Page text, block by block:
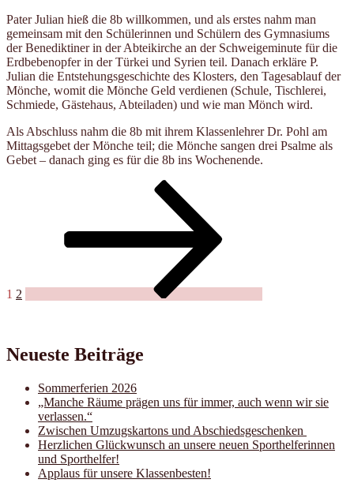
Pater Julian hieß die 8b willkommen, und als erstes nahm man
gemeinsam mit den Schülerinnen und Schülern des Gymnasiums
der Benediktiner in der Abteikirche an der Schweigeminute für die
Erdbebenopfer in der Türkei und Syrien teil. Danach erkläre P.
Julian die Entstehungsgeschichte des Klosters, den Tagesablauf der
Mönche, womit die Mönche Geld verdienen (Schule, Tischlerei,
Schmiede, Gästehaus, Abteiladen) und wie man Mönch wird.
Als Abschluss nahm die 8b mit ihrem Klassenlehrer Dr. Pohl am
Mittagsgebet der Mönche teil; die Mönche sangen drei Psalme als
Gebet – danach ging es für die 8b ins Wochenende.
Seitennummerierung
Beiträge
1 2
Neueste Beiträge
Sommerferien 2026
„Manche Räume prägen uns für immer, auch wenn wir sie
verlassen.“
Zwischen Umzugskartons und Abschiedsgeschenken
Herzlichen Glückwunsch an unsere neuen Sporthelferinnen
und Sporthelfer!
Applaus für unsere Klassenbesten!